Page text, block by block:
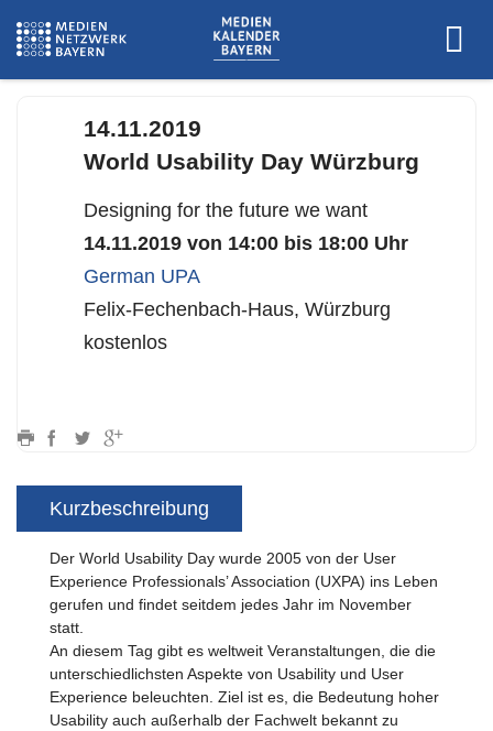
14.11.2019
World Usability Day Würzburg
Designing for the future we want
14.11.2019 von 14:00 bis 18:00 Uhr
German UPA
Felix-Fechenbach-Haus, Würzburg
kostenlos
Kurzbeschreibung
Der World Usability Day wurde 2005 von der User
Experience Professionals’ Association (UXPA) ins Leben
gerufen und findet seitdem jedes Jahr im November
statt.
An diesem Tag gibt es weltweit Veranstaltungen, die die
unterschiedlichsten Aspekte von Usability und User
Experience beleuchten. Ziel ist es, die Bedeutung hoher
Usability auch außerhalb der Fachwelt bekannt zu